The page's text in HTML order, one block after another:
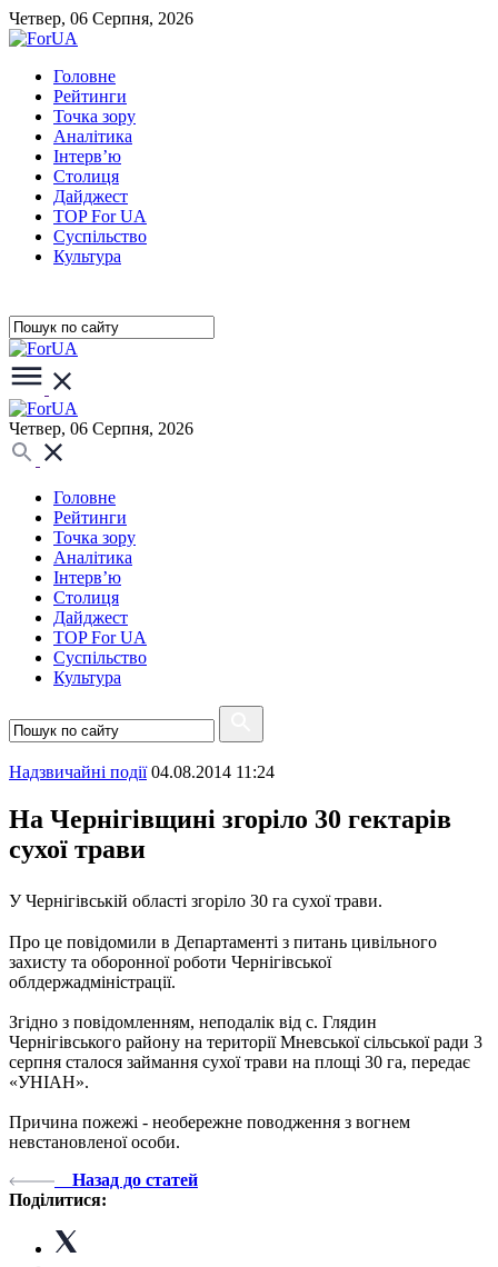
Четвер, 06 Серпня, 2026
Головне
Рейтинги
Точка зору
Аналітика
Інтерв’ю
Столиця
Дайджест
TOP For UA
Суспiльство
Культура
Четвер, 06 Серпня, 2026
Головне
Рейтинги
Точка зору
Аналітика
Інтерв’ю
Столиця
Дайджест
TOP For UA
Суспiльство
Культура
Надзвичайні події 04.08.2014 11:24
На Чернігівщині згоріло 30 гектарів
сухої трави
У Чернігівській області згоріло 30 га сухої трави.
Про це повідомили в Департаменті з питань цивільного
захисту та оборонної роботи Чернігівської
облдержадміністрації.
Згідно з повідомленням, неподалік від с. Глядин
Чернігівського району на території Мневської сільської ради 3
серпня сталося займання сухої трави на площі 30 га, передає
«УНІАН».
Причина пожежі - необережне поводження з вогнем
невстановленої особи.
Назад до статей
Поділитися: